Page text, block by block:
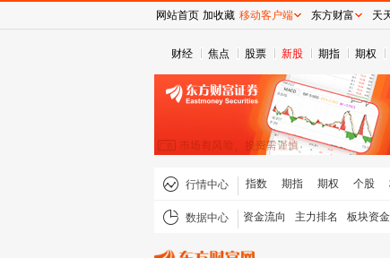
财经 焦点 股票 新股 期指 期权
行情中心 指数 期指 期权 个股
数据中心 资金流向 主力排名 板块资金
网站首页 加收藏 移动客户端 东方财富 天